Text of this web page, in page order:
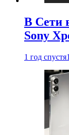
В Сети
Sony
1 год спустя